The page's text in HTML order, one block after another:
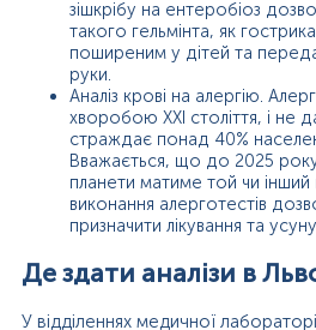
зішкрібу на ентеробіоз
такого гельмінта, як
поширеним у дітей та
руки.
Аналіз крові на алергію.
хворобою ХХІ століття, і
страждає понад 40%
Вважається, що до 2025
планети матиме той чи інший
виконання алерготестів
призначити лікування та
Де здати аналізи в
У відділеннях медичної